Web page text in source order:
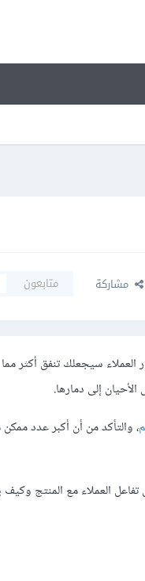
مشاركة متابعون
سيجعلك تنفق أكثر مما
إلى دمارها.
، والتأكد من أن أكبر عدد
العملاء مع المنتج وكيف